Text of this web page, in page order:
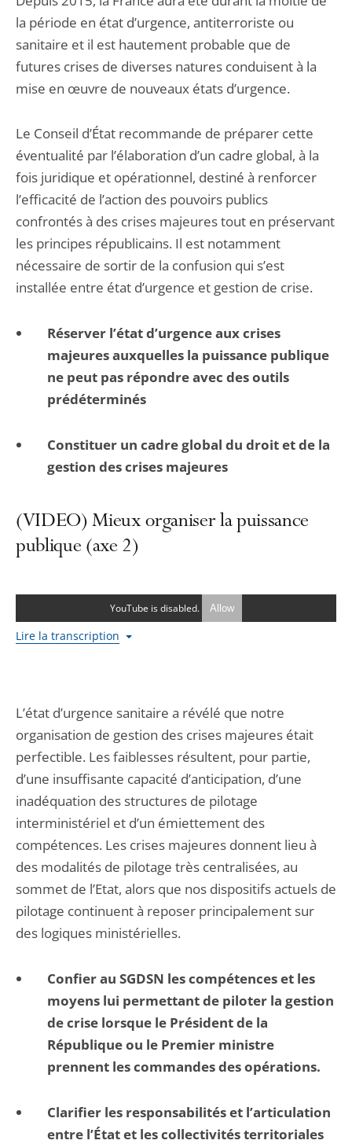
la période en état d’urgence, antiterroriste ou
sanitaire et il est hautement probable que de
futures crises de diverses natures conduisent à la
mise en œuvre de nouveaux états d’urgence.
Le Conseil d’État recommande de préparer cette
éventualité par l’élaboration d’un cadre global, à la
fois juridique et opérationnel, destiné à renforcer
l’efficacité de l’action des pouvoirs publics
confrontés à des crises majeures tout en préservant
les principes républicains. Il est notamment
nécessaire de sortir de la confusion qui s’est
installée entre état d’urgence et gestion de crise.
Réserver l’état d’urgence aux crises
majeures auxquelles la puissance publique
ne peut pas répondre avec des outils
prédéterminés
Constituer un cadre global du droit et de la
gestion des crises majeures
(VIDEO) Mieux organiser la puissance
publique (axe 2)
YouTube is disabled. Allow
Lire la transcription
L’état d’urgence sanitaire a révélé que notre
organisation de gestion des crises majeures était
perfectible. Les faiblesses résultent, pour partie,
d’une insuffisante capacité d’anticipation, d’une
inadéquation des structures de pilotage
interministériel et d’un émiettement des
compétences. Les crises majeures donnent lieu à
des modalités de pilotage très centralisées, au
sommet de l’Etat, alors que nos dispositifs actuels de
pilotage continuent à reposer principalement sur
des logiques ministérielles.
Confier au SGDSN les compétences et les
moyens lui permettant de piloter la gestion
de crise lorsque le Président de la
République ou le Premier ministre
prennent les commandes des opérations.
Clarifier les responsabilités et l’articulation
entre l’État et les collectivités territoriales